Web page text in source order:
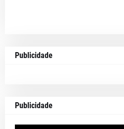
Publicidade
Publicidade